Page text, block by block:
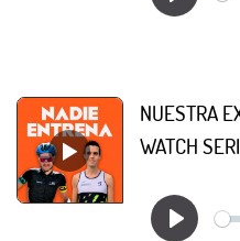
NUESTRA
WATCH